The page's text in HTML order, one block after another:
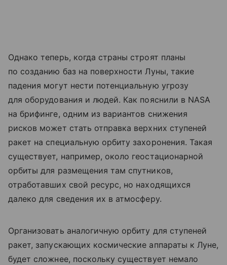
Однако теперь, когда страны строят планы
по созданию баз на поверхности Луны, такие
падения могут нести потенциальную угрозу
для оборудования и людей. Как пояснили в NASA
на брифинге, одним из вариантов снижения
рисков может стать отправка верхних ступеней
ракет на специальную орбиту захоронения. Такая
существует, например, около геостационарной
орбиты для размещения там спутников,
отработавших свой ресурс, но находящихся
далеко для сведения их в атмосферу.
Организовать аналогичную орбиту для ступеней
ракет, запускающих космические аппараты к Луне,
будет сложнее, поскольку существует немало